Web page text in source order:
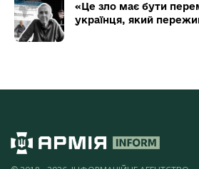
«Це зло має бути
українця, який